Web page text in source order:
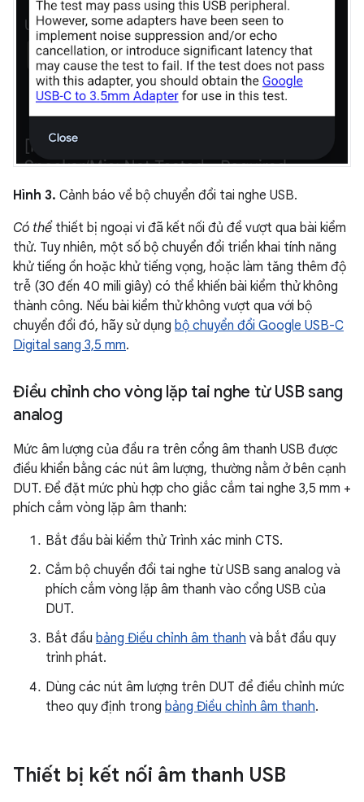
Hình 3. Cảnh báo về bộ chuyển đổi tai nghe USB.
Có thể thiết bị ngoại vi đã kết nối đủ để vượt qua bài kiểm
thử. Tuy nhiên, một số bộ chuyển đổi triển khai tính năng
khử tiếng ồn hoặc khử tiếng vọng, hoặc làm tăng thêm độ
trễ (30 đến 40 mili giây) có thể khiến bài kiểm thử không
thành công. Nếu bài kiểm thử không vượt qua với bộ
chuyển đổi đó, hãy sử dụng bộ chuyển đổi Google USB-C
Digital sang 3,5 mm.
Điều chỉnh cho vòng lặp tai nghe từ USB sang
analog
Mức âm lượng của đầu ra trên cổng âm thanh USB được
điều khiển bằng các nút âm lượng, thường nằm ở bên cạnh
DUT. Để đặt mức phù hợp cho giắc cắm tai nghe 3,5 mm +
phích cắm vòng lặp âm thanh:
Bắt đầu bài kiểm thử Trình xác minh CTS.
Cắm bộ chuyển đổi tai nghe từ USB sang analog và
phích cắm vòng lặp âm thanh vào cổng USB của
DUT.
Bắt đầu bảng Điều chỉnh âm thanh và bắt đầu quy
trình phát.
Dùng các nút âm lượng trên DUT để điều chỉnh mức
theo quy định trong bảng Điều chỉnh âm thanh.
Thiết bị kết nối âm thanh USB